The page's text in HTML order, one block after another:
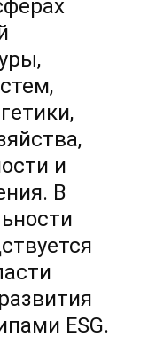
и
В
ESG.